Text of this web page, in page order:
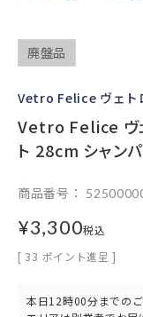
廃盤品
Vetro Felice ヴェト
Vetro Felice ヴ
ト 28cm シャン
商品番号
¥3,300税込
[ 33 ポイント進呈 ]
本日12時00分までの